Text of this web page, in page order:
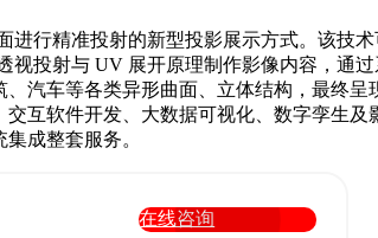
行精准投射的新型投影展示方式。该技
投射与 UV 展开原理制作影像内容，通
汽车等各类异形曲面、立体结构，最终
互软件开发、大数据可视化、数字孪生
成整套服务。
在线咨询